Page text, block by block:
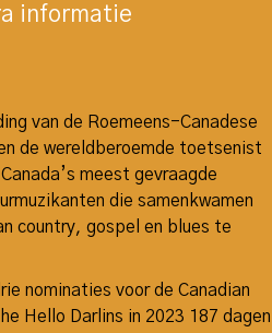
informatie
van de Roemeens-Canadese
de wereldberoemde toetsenist
meest gevraagde
die samenkwamen
country, gospel en blues te
nominaties voor de Canadian
Hello Darlins in 2023 187 dagen